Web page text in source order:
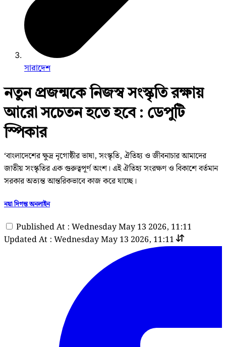
সারাদেশ
নতুন প্রজন্মকে নিজস্ব সংস্কৃতি রক্ষায়
আরো সচেতন হতে হবে : ডেপুটি
স্পিকার
‘বাংলাদেশের ক্ষুদ্র নৃগোষ্ঠীর ভাষা, সংস্কৃতি, ঐতিহ্য ও জীবনাচার আমাদের
জাতীয় সংস্কৃতির এক গুরুত্বপূর্ণ অংশ। এই ঐতিহ্য সংরক্ষণ ও বিকাশে বর্তমান
সরকার অত্যন্ত আন্তরিকভাবে কাজ করে যাচ্ছে।
নয়া দিগন্ত অনলাইন
Published At : Wednesday May 13 2026, 11:11
Updated At : Wednesday May 13 2026, 11:11